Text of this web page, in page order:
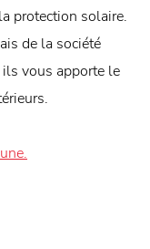
protection solaire.
de la société
ils vous apporte le